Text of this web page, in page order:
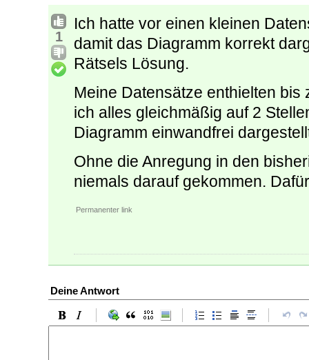
1
Ich hatte vor einen kleinen
damit das Diagramm korrekt
Rätsels Lösung.
Meine Datensätze enthielten
ich alles gleichmäßig auf 2
Diagramm einwandfrei
Ohne die Anregung in den
niemals darauf gekommen.
Permanenter link
Deine Antwort